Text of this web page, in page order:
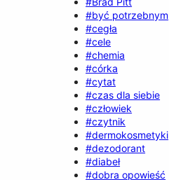
#być potrzebnym
#cegła
#cele
#chemia
#córka
#cytat
#czas dla siebie
#człowiek
#czytnik
#dermokosmetyki
#dezodorant
#diabeł
#dobra opowieść